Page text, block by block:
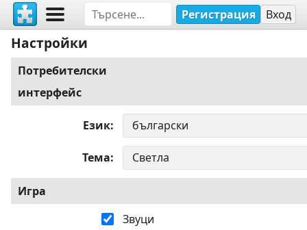
Регистрация Вход
Настройки
Потребителски
интерфейс
Език
Тема
Игра
Звуци